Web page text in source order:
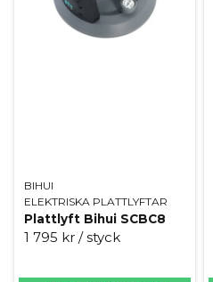
BIHUI
ELEKTRISKA PLATTLYFTAR
Plattlyft Bihui SCBC8
1 795 kr / styck